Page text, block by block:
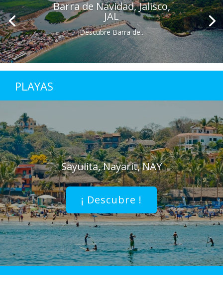
Barra de Navidad, Jalisco,
JAL
¡Descubre Barra de...
PLAYAS
Sayulita, Nayarit, NAY
¡ Descubre !